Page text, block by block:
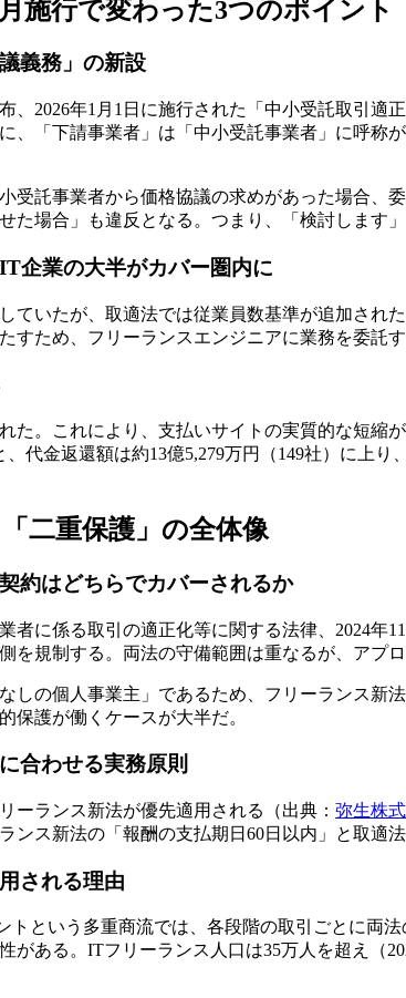
施行で変わった3つのポイント
義務」の新設
、2026年1月1日に施行された「中小受託取引
、「下請事業者」は「中小受託事業者」に呼
受託事業者から価格協議の求めがあった場合
た場合」も違反となる。つまり、「検討しま
企業の大半がカバー圏内に
ていたが、取適法では従業員数基準が追加され
すため、フリーランスエンジニアに業務を委託
た。これにより、支払いサイトの実質的な短
代金返還額は約13億5,279万円（149社）に上
二重保護」の全体像
約はどちらでカバーされるか
者に係る取引の適正化等に関する法律、2024年
を規制する。両法の守備範囲は重なるが、アプロ
しの個人事業主」であるため、フリーランス
保護が働くケースが大半だ。
合わせる実務原則
ーランス新法が優先適用される（出典： 弥生株
ンス新法の「報酬の支払期日60日以内」と取適
される理由
という多重商流では、各段階の取引ごとに両
がある。ITフリーランス人口は35万人を超え（